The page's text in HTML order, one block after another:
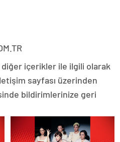
diğer içerikler ile ilgili olarak
sayfası üzerinden
bildirimlerinize geri